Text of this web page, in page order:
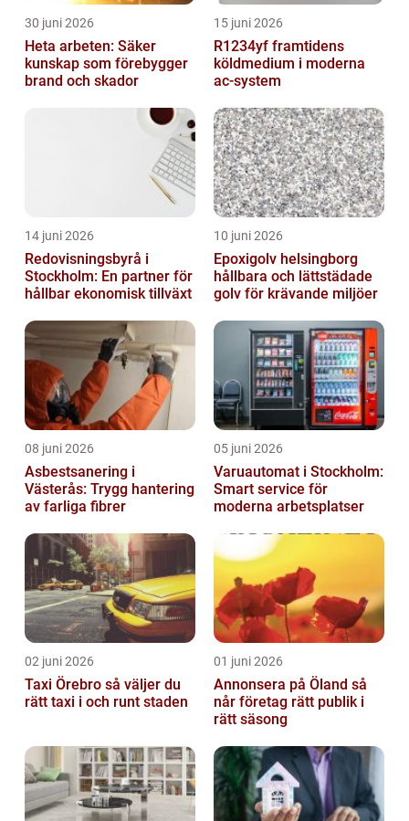
30 juni 2026
Heta arbeten: Säker
kunskap som förebygger
brand och skador
15 juni 2026
R1234yf framtidens
köldmedium i moderna
ac-system
14 juni 2026
Redovisningsbyrå i
Stockholm: En partner för
hållbar ekonomisk tillväxt
10 juni 2026
Epoxigolv helsingborg
hållbara och lättstädade
golv för krävande miljöer
08 juni 2026
Asbestsanering i
Västerås: Trygg hantering
av farliga fibrer
05 juni 2026
Varuautomat i Stockholm:
Smart service för
moderna arbetsplatser
02 juni 2026
Taxi Örebro så väljer du
rätt taxi i och runt staden
01 juni 2026
Annonsera på Öland så
når företag rätt publik i
rätt säsong